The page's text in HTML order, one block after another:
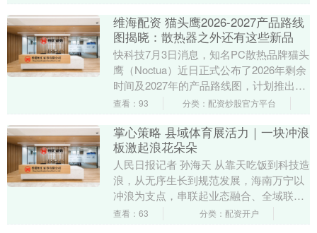
维海配资 猫头鹰2026-2027产品路线
图揭晓：散热器之外还有这些新品
快科技7月3日消息，知名PC散热品牌猫头
鹰（Noctua）近日正式公布了2026年剩余
时间及2027年的产品路线图，计划推出一
系列涵盖CPU散热器、外设和电源等....
查看：93 分类：配资炒股官方平台
掌心策略 县域体育展活力｜一块冲浪
板激起浪花朵朵
人民日报记者 孙海天 从靠天吃饭到科技造
浪，从无序生长到规范发展，海南万宁以
冲浪为支点，串联起业态融合、全域联动
的发展新篇。这座滨海小城，正勾勒出文
查看：63 分类：配资开户